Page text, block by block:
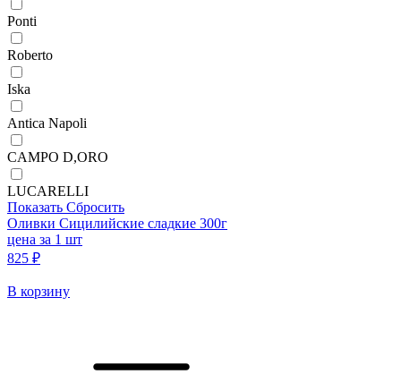
Ponti
Roberto
Iska
Antica Napoli
CAMPO D,ORO
LUCARELLI
Показать Сбросить
Оливки Сицилийские сладкие 300г
цена за 1 шт
825 ₽
В корзину